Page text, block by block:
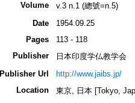
Volume
v.3 n.1 (總號=n.5)
Date
1954.09.25
Pages
113 - 118
Publisher
日本印度学仏教学会
Publisher Url
http://www.jaibs.jp/
Location
東京, 日本 [Tokyo,